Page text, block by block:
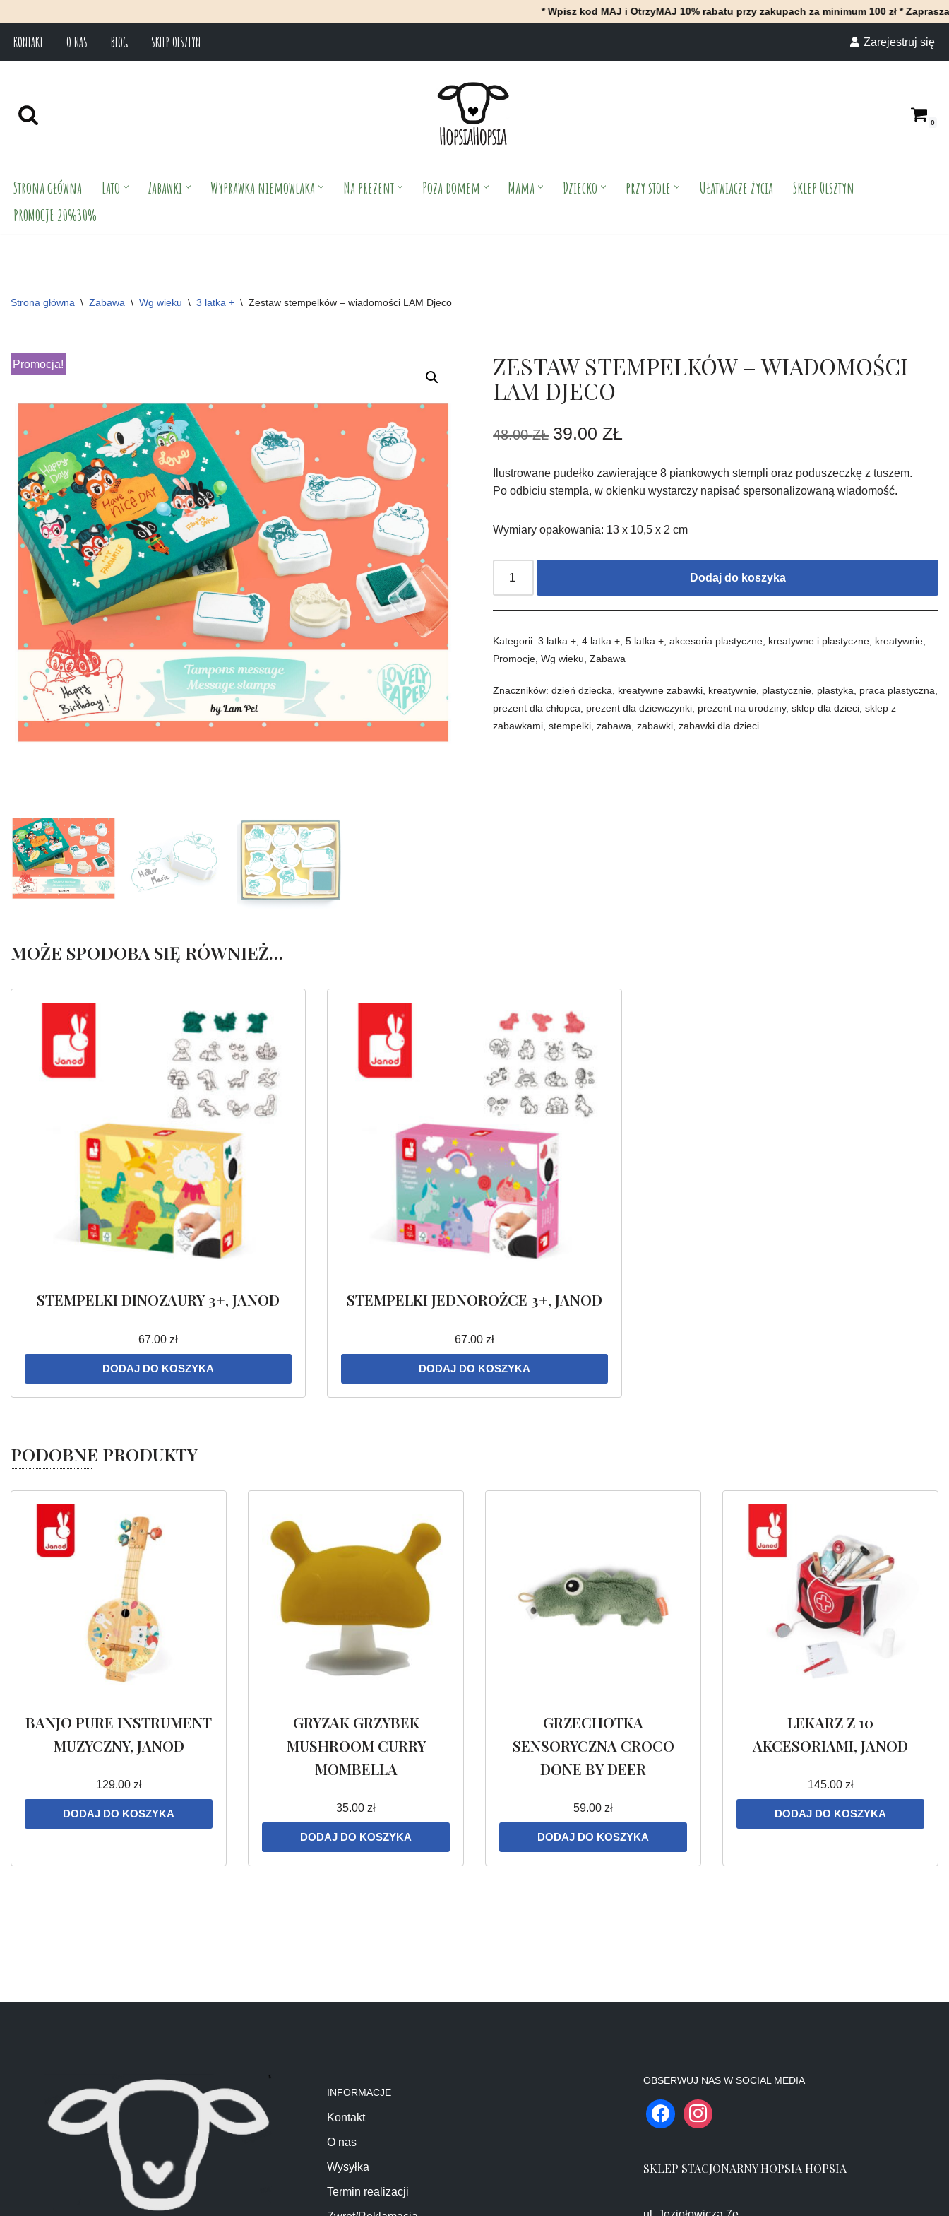
* Wpisz kod MAJ i OtrzyMAJ 10% rabatu przy zakupach za minimum 100 zł * Zapraszamy do
Przejdź
KONTAKT O NAS BLOG SKLEP OLSZTYN Zarejestruj się
0
Strona główna Lato Zabawki Wyprawka niemowlaka Na prezent Poza domem Mama Dziecko przy stole Ułatwiacze życia
Sklep Olsztyn
PROMOCJE 20%30%
Strona główna \ Zabawa \ Wg wieku \ 3 latka + \ Zestaw stempelków – wiadomości LAM Djeco
Promocja!
ZESTAW STEMPELKÓW – WIADOMOŚCI
LAM DJECO
48.00ZŁ 39.00ZŁ
Ilustrowane pudełko zawierające 8 piankowych stempli oraz poduszeczkę z tuszem.
Po odbiciu stempla, w okienku wystarczy napisać spersonalizowaną wiadomość.
Wymiary opakowania: 13 x 10,5 x 2 cm
Dodaj do koszyka
Kategorii:3 latka + ,4 latka + ,5 latka + ,akcesoria plastyczne kreatywne i plastyczne kreatywnie
Promocje ,Wg wieku ,Zabawa
Znaczników:dzień dziecka kreatywne zabawki kreatywnie plastycznie plastyka praca plastyczna
prezent dla chłopca
prezent dla dziewczynki prezent na urodziny,sklep dla dzieci ,sklep z
zabawkami ,stempelki ,zabawa ,zabawki ,zabawki dla dzieci
MOŻE SPODOBA SIĘ RÓWNIEŻ…
STEMPELKI DINOZAURY 3+, JANOD
67.00 zł
DODAJ DO KOSZYKA
STEMPELKI JEDNOROŻCE 3+, JANOD
67.00 zł
DODAJ DO KOSZYKA
PODOBNE PRODUKTY
BANJO PURE INSTRUMENT
MUZYCZNY, JANOD
129.00 zł
DODAJ DO KOSZYKA
GRYZAK GRZYBEK
MUSHROOM CURRY
MOMBELLA
35.00 zł
DODAJ DO KOSZYKA
GRZECHOTKA
SENSORYCZNA CROCO
DONE BY DEER
59.00 zł
DODAJ DO KOSZYKA
LEKARZ Z 10
AKCESORIAMI, JANOD
145.00 zł
DODAJ DO KOSZYKA
INFORMACJE
Kontakt
O nas
Wysyłka
Termin realizacji
OBSERWUJ NAS W SOCIAL MEDIA
SKLEP STACJONARNY HOPSIA HOPSIA